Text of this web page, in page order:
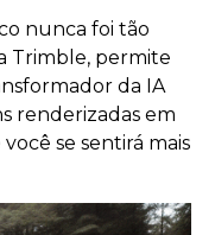
nunca foi tão
Trimble, permite
da IA
renderizadas em
se sentirá mais